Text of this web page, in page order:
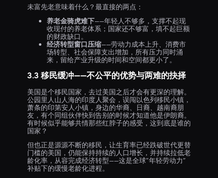
未富先老意味着什么？最直接的两点：
养老金骑虎难下——年轻人不够多，支撑不起现
收现付的养老体系；国家还不够富，填不起巨额
的财政缺口。
经济转型窗口压缩——劳动力成本上升、消费市
场转型、社会保障支出增加，所有压力同时涌
来，留给产业升级的时间和空间都更小了。
3.3 移民缓冲——不公平的优势与两难的抉择
美国是个移民国家，去过美国之后才会有更深的理解。
公园里人山人海的印度人聚会，误闯以色列移民小镇，
萧条的印第安人小镇，身边的华裔、日裔、越南裔朋
友，有个同组伙伴快到告别的时候才知道他是伊朗裔。
有时候似乎能够共情那些红脖子的感受，这到底是谁的
国家？
但也正是源源不断的移民，让生育率已经跌破世代更替
门槛的美国，仍能保持持续的人口增长，并持续拉低老
龄化率，从容完成经济转型——这是全球”年轻劳动力”
补贴下的缓慢老龄化进程。